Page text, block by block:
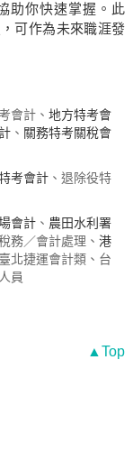
助你快速掌握。此
可作為未來職涯發
會計、 地方特考會
、 關務特考關稅會
考會計、退除役特
會計、 農田水利署
務／會計處理、 港
北捷運會計類、台
員
▲Top